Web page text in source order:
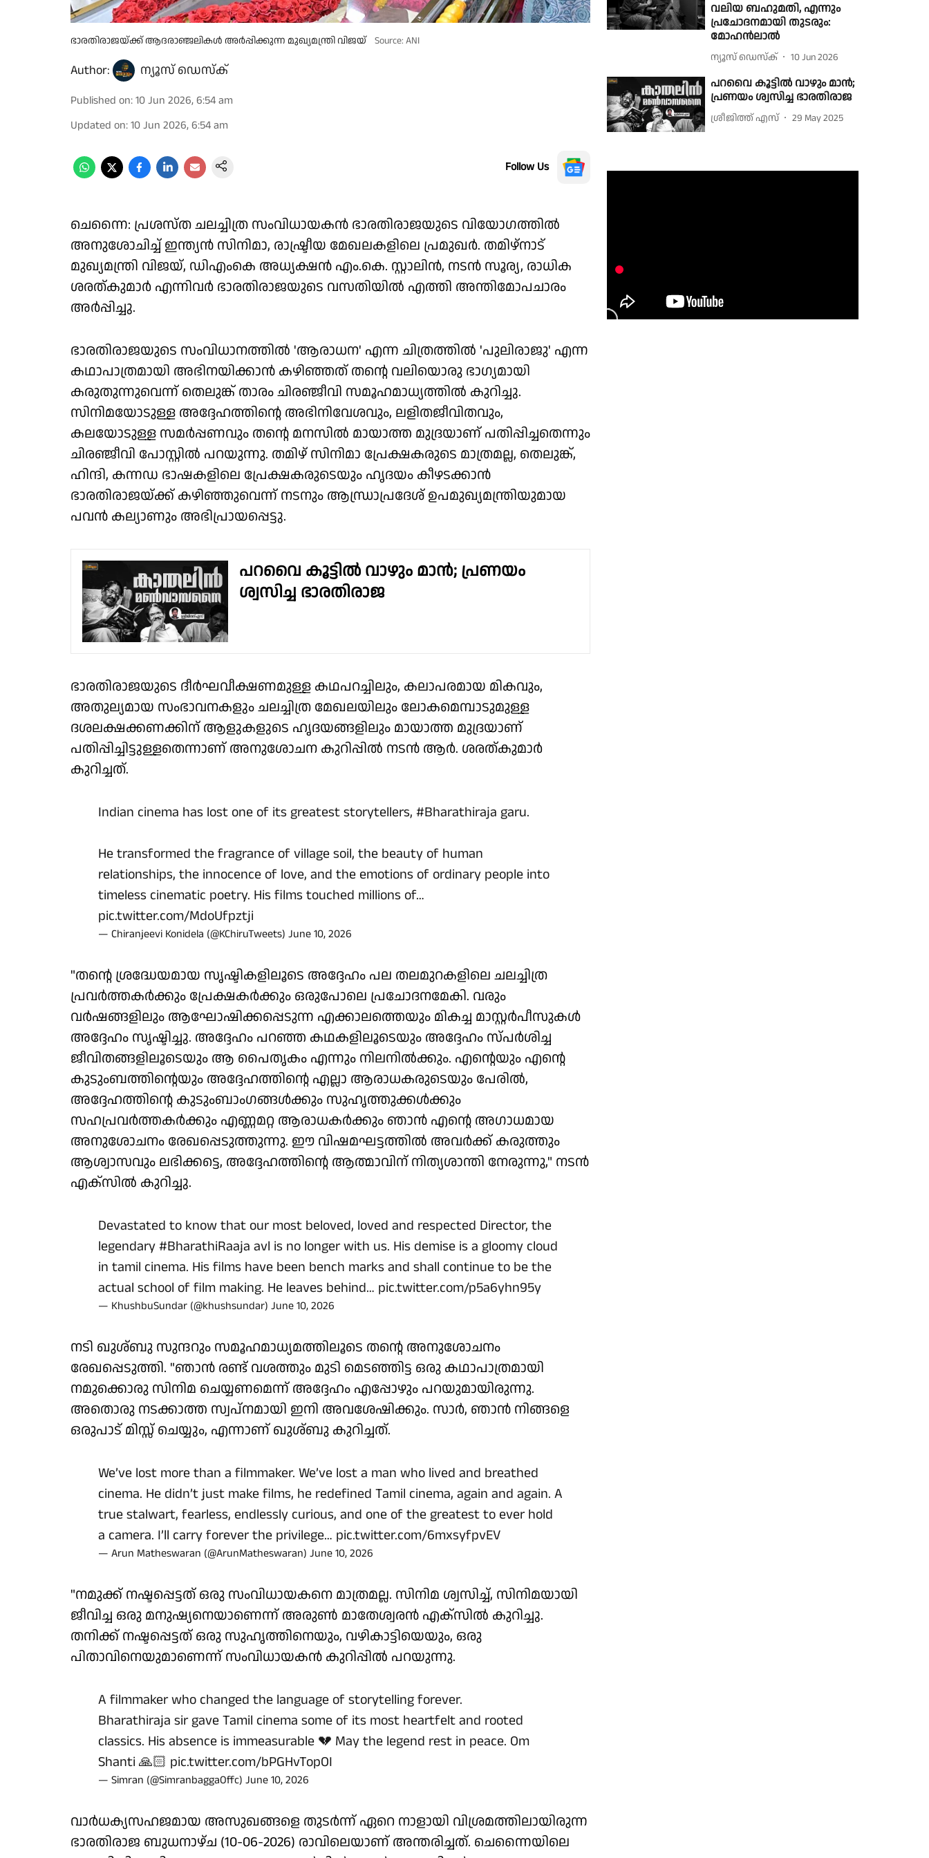
ഭാരതിരാജയ്‌ക്ക് ആദരാഞ്ജലികൾ അർപ്പിക്കുന്ന മുഖ്യമന്ത്രി വിജയ് Source: ANI
Author: ന്യൂസ് ഡെസ്ക്
Published on:10 Jun 2026, 6:54 am
Updated on:10 Jun 2026, 6:54 am
Follow Us
ചെന്നൈ: പ്രശസ്ത ചലച്ചിത്ര സംവിധായകൻ ഭാരതിരാജയുടെ വിയോഗത്തിൽ
അനുശോചിച്ച് ഇന്ത്യൻ സിനിമാ, രാഷ്ട്രീയ മേഖലകളിലെ പ്രമുഖർ. തമിഴ്‌നാട്
മുഖ്യമന്ത്രി വിജയ്, ഡിഎംകെ അധ്യക്ഷൻ എം.കെ. സ്റ്റാലിൻ, നടൻ സൂര്യ, രാധിക
ശരത്കുമാർ എന്നിവർ ഭാരതിരാജയുടെ വസതിയിൽ എത്തി അന്തിമോപചാരം
അർപ്പിച്ചു.
ഭാരതിരാജയുടെ സംവിധാനത്തിൽ 'ആരാധന' എന്ന ചിത്രത്തിൽ 'പുലിരാജു' എന്ന
കഥാപാത്രമായി അഭിനയിക്കാൻ കഴിഞ്ഞത് തന്റെ വലിയൊരു ഭാഗ്യമായി
കരുതുന്നുവെന്ന് തെലുങ്ക് താരം ചിരഞ്ജീവി സമൂഹമാധ്യത്തിൽ കുറിച്ചു.
സിനിമയോടുള്ള അദ്ദേഹത്തിന്റെ അഭിനിവേശവും, ലളിതജീവിതവും,
കലയോടുള്ള സമർപ്പണവും തന്റെ മനസിൽ മായാത്ത മുദ്രയാണ് പതിപ്പിച്ചതെന്നും
ചിരഞ്ജീവി പോസ്റ്റിൽ പറയുന്നു. തമിഴ് സിനിമാ പ്രേക്ഷകരുടെ മാത്രമല്ല, തെലുങ്ക്,
ഹിന്ദി, കന്നഡ ഭാഷകളിലെ പ്രേക്ഷകരുടെയും ഹൃദയം കീഴടക്കാൻ
ഭാരതിരാജയ്ക്ക് കഴിഞ്ഞുവെന്ന് നടനും ആന്ധ്രാപ്രദേശ് ഉപമുഖ്യമന്ത്രിയുമായ
പവൻ കല്യാണും അഭിപ്രായപ്പെട്ടു.
പറവൈ കൂട്ടിൽ വാഴും മാൻ​; പ്രണയം
ശ്വസിച്ച ഭാരതിരാജ
ഭാരതിരാജയുടെ ദീർഘവീക്ഷണമുള്ള കഥപറച്ചിലും, കലാപരമായ മികവും,
അതുല്യമായ സംഭാവനകളും ചലച്ചിത്ര മേഖലയിലും ലോകമെമ്പാടുമുള്ള
ദശലക്ഷക്കണക്കിന് ആളുകളുടെ ഹൃദയങ്ങളിലും മായാത്ത മുദ്രയാണ്
പതിപ്പിച്ചിട്ടുള്ളതെന്നാണ് അനുശോചന കുറിപ്പിൽ നടൻ ആർ. ശരത്കുമാർ
കുറിച്ചത്.
Indian cinema has lost one of its greatest storytellers, #Bharathiraja garu.
He transformed the fragrance of village soil, the beauty of human
relationships, the innocence of love, and the emotions of ordinary people into
timeless cinematic poetry. His films touched millions of…
pic.twitter.com/MdoUfpztji
— Chiranjeevi Konidela (@KChiruTweets) June 10, 2026
"തന്റെ ശ്രദ്ധേയമായ സൃഷ്ടികളിലൂടെ അദ്ദേഹം പല തലമുറകളിലെ ചലച്ചിത്ര
പ്രവർത്തകർക്കും പ്രേക്ഷകർക്കും ഒരുപോലെ പ്രചോദനമേകി. വരും
വർഷങ്ങളിലും ആഘോഷിക്കപ്പെടുന്ന എക്കാലത്തെയും മികച്ച മാസ്റ്റർപീസുകൾ
അദ്ദേഹം സൃഷ്ടിച്ചു. അദ്ദേഹം പറഞ്ഞ കഥകളിലൂടെയും അദ്ദേഹം സ്പർശിച്ച
ജീവിതങ്ങളിലൂടെയും ആ പൈതൃകം എന്നും നിലനിൽക്കും. എന്റെയും എന്റെ
കുടുംബത്തിന്റെയും അദ്ദേഹത്തിന്റെ എല്ലാ ആരാധകരുടെയും പേരിൽ,
അദ്ദേഹത്തിന്റെ കുടുംബാംഗങ്ങൾക്കും സുഹൃത്തുക്കൾക്കും
സഹപ്രവർത്തകർക്കും എണ്ണമറ്റ ആരാധകർക്കും ഞാൻ എന്റെ അഗാധമായ
അനുശോചനം രേഖപ്പെടുത്തുന്നു. ഈ വിഷമഘട്ടത്തിൽ അവർക്ക് കരുത്തും
ആശ്വാസവും ലഭിക്കട്ടെ, അദ്ദേഹത്തിന്റെ ആത്മാവിന് നിത്യശാന്തി നേരുന്നു," നടൻ
എക്സിൽ കുറിച്ചു.
Devastated to know that our most beloved, loved and respected Director, the
legendary#BharathiRaaja avl is no longer with us. His demise is a gloomy cloud
in tamil cinema. His films have been bench marks and shall continue to be the
actual school of film making. He leaves behind… pic.twitter.com/p5a6yhn95y
— KhushbuSundar (@khushsundar) June 10, 2026
നടി ഖുശ്ബു സുന്ദറും സമൂഹമാധ്യമത്തിലൂടെ തന്റെ അനുശോചനം
രേഖപ്പെടുത്തി. "ഞാൻ രണ്ട് വശത്തും മുടി മെടഞ്ഞിട്ട ഒരു കഥാപാത്രമായി
നമുക്കൊരു സിനിമ ചെയ്യണമെന്ന് അദ്ദേഹം എപ്പോഴും പറയുമായിരുന്നു.
അതൊരു നടക്കാത്ത സ്വപ്നമായി ഇനി അവശേഷിക്കും. സാർ, ഞാൻ നിങ്ങളെ
ഒരുപാട് മിസ്സ് ചെയ്യും, എന്നാണ് ഖുശ്ബു കുറിച്ചത്.
We’ve lost more than a filmmaker. We’ve lost a man who lived and breathed
cinema. He didn’t just make films, he redefined Tamil cinema, again and again. A
true stalwart, fearless, endlessly curious, and one of the greatest to ever hold
a camera. I’ll carry forever the privilege… pic.twitter.com/6mxsyfpvEV
— Arun Matheswaran (@ArunMatheswaran) June 10, 2026
"നമുക്ക് നഷ്ടപ്പെട്ടത് ഒരു സംവിധായകനെ മാത്രമല്ല. സിനിമ ശ്വസിച്ച്, സിനിമയായി
ജീവിച്ച ഒരു മനുഷ്യനെയാണെന്ന് അരുൺ മാതേശ്വരൻ എക്സിൽ കുറിച്ചു.
തനിക്ക് നഷ്ടപ്പെട്ടത് ഒരു സുഹൃത്തിനെയും, വഴികാട്ടിയെയും, ഒരു
പിതാവിനെയുമാണെന്ന് സംവിധായകൻ കുറിപ്പിൽ പറയുന്നു.
A filmmaker who changed the language of storytelling forever.
Bharathiraja sir gave Tamil cinema some of its most heartfelt and rooted
classics. His absence is immeasurable 💔 May the legend rest in peace. Om
Shanti 🙏🏻 pic.twitter.com/bPGHvTopOI
— Simran (@SimranbaggaOffc) June 10, 2026
വാര്‍ധക്യസഹജമായ അസുഖങ്ങളെ തുടര്‍ന്ന് ഏറെ നാളായി വിശ്രമത്തിലായിരുന്ന
ഭാരതിരാജ ബുധനാഴ്ച (10-06-2026) രാവിലെയാണ് അന്തരിച്ചത്. ചെന്നൈയിലെ
വലിയ ബഹുമതി, എന്നും
പ്രചോദനമായി തുടരും:
മോഹൻലാൽ
ന്യൂസ് ഡെസ്ക് 10 Jun 2026
പറവൈ കൂട്ടിൽ വാഴും മാൻ​;
പ്രണയം ശ്വസിച്ച ഭാരതിരാജ
ശ്രീജിത്ത് എസ് 29 May 2025